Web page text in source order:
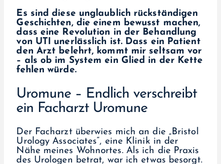
Es sind diese unglaublich rückständigen
Geschichten, die einem bewusst machen,
dass eine Revolution in der Behandlung
von UTI unerlässlich ist. Dass ein Patient
den Arzt belehrt, kommt mir seltsam vor
– als ob im System ein Glied in der Kette
fehlen würde.
Uromune – Endlich verschreibt
ein Facharzt Uromune
Der Facharzt überwies mich an die „Bristol
Urology Associates“, eine Klinik in der
Nähe meines Wohnortes. Als ich die Praxis
des Urologen betrat, war ich etwas besorgt.